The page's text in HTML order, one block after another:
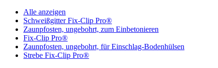
Alle anzeigen
Schweißgitter Fix-Clip Pro®
Zaunpfosten, ungebohrt, zum Einbetonieren
Fix-Clip Pro®
Zaunpfosten, ungebohrt, für Einschlag-Bodenhülsen
Strebe Fix-Clip Pro®